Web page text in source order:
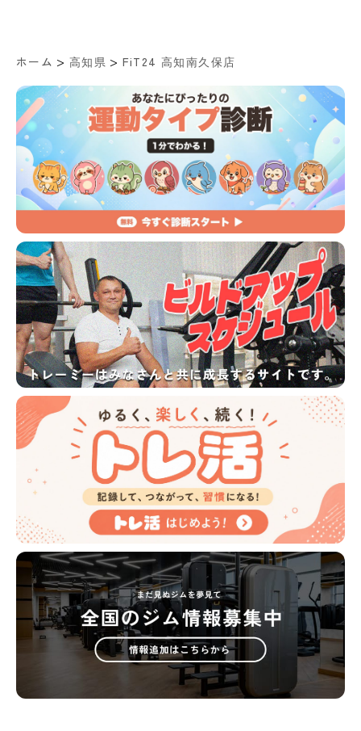
ホーム > 高知県 > FiT24 高知南久保店